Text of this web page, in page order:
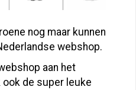
nog maar kunnen
webshop.
aan het
ook de super leuke